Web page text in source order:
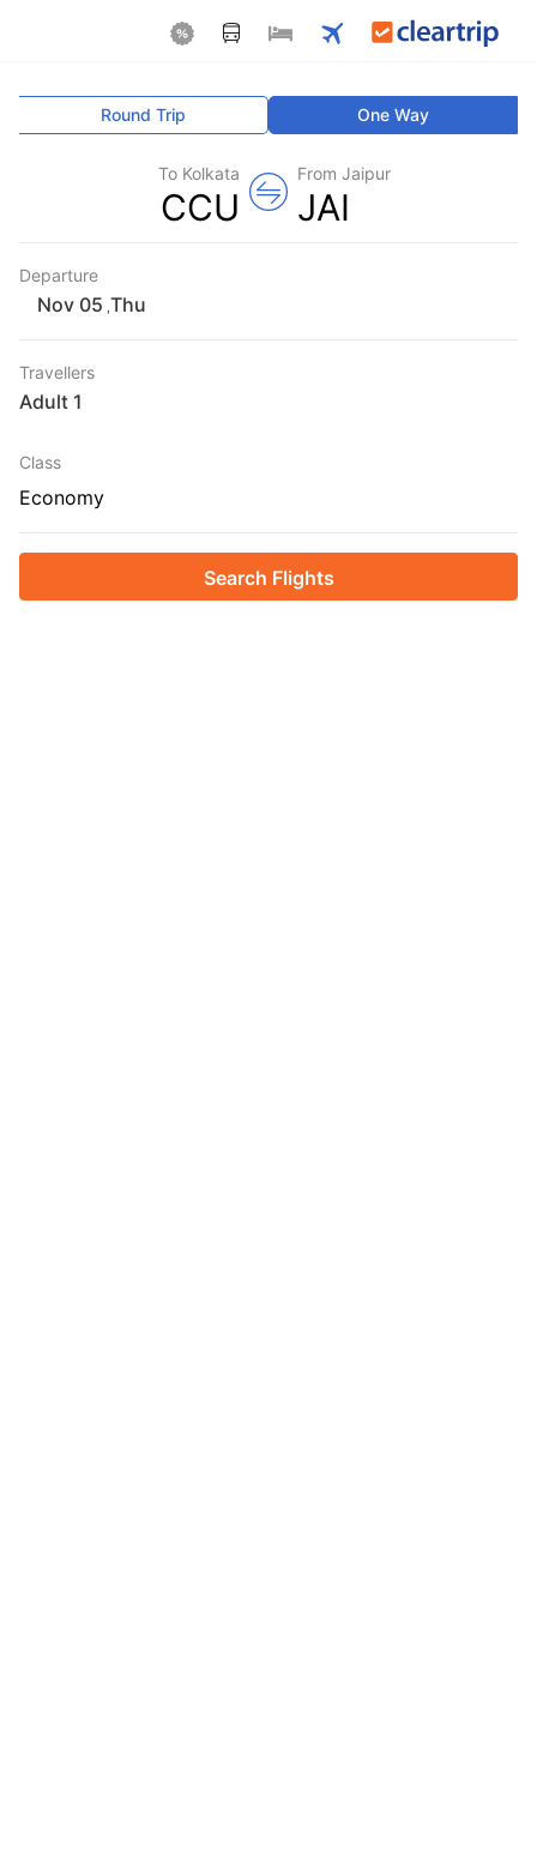
One Way
Round Trip
From Jaipur
JAI
To Kolkata
CCU
Departure
Thu
Travellers
1 Adult
Class
Economy